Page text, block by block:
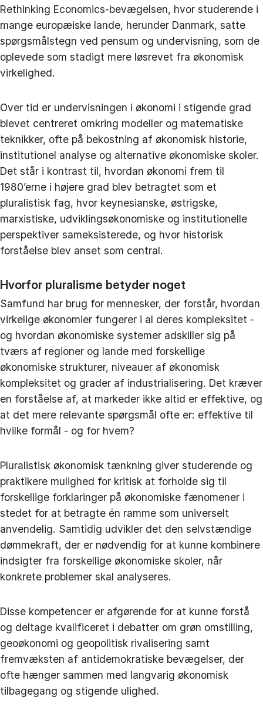
Rethinking Economics-bevægelsen, hvor studerende i
mange europæiske lande, herunder Danmark, satte
spørgsmålstegn ved pensum og undervisning, som de
oplevede som stadigt mere løsrevet fra økonomisk
virkelighed.
Over tid er undervisningen i økonomi i stigende grad
blevet centreret omkring modeller og matematiske
teknikker, ofte på bekostning af økonomisk historie,
institutionel analyse og alternative økonomiske skoler.
Det står i kontrast til, hvordan økonomi frem til
1980’erne i højere grad blev betragtet som et
pluralistisk fag, hvor keynesianske, østrigske,
marxistiske, udviklingsøkonomiske og institutionelle
perspektiver sameksisterede, og hvor historisk
forståelse blev anset som central.
Hvorfor pluralisme betyder noget
Samfund har brug for mennesker, der forstår, hvordan
virkelige økonomier fungerer i al deres kompleksitet -
og hvordan økonomiske systemer adskiller sig på
tværs af regioner og lande med forskellige
økonomiske strukturer, niveauer af økonomisk
kompleksitet og grader af industrialisering. Det kræver
en forståelse af, at markeder ikke altid er effektive, og
at det mere relevante spørgsmål ofte er: effektive til
hvilke formål - og for hvem?
Pluralistisk økonomisk tænkning giver studerende og
praktikere mulighed for kritisk at forholde sig til
forskellige forklaringer på økonomiske fænomener i
stedet for at betragte én ramme som universelt
anvendelig. Samtidig udvikler det den selvstændige
dømmekraft, der er nødvendig for at kunne kombinere
indsigter fra forskellige økonomiske skoler, når
konkrete problemer skal analyseres.
Disse kompetencer er afgørende for at kunne forstå
og deltage kvalificeret i debatter om grøn omstilling,
geoøkonomi og geopolitisk rivalisering samt
fremvæksten af antidemokratiske bevægelser, der
ofte hænger sammen med langvarig økonomisk
tilbagegang og stigende ulighed.